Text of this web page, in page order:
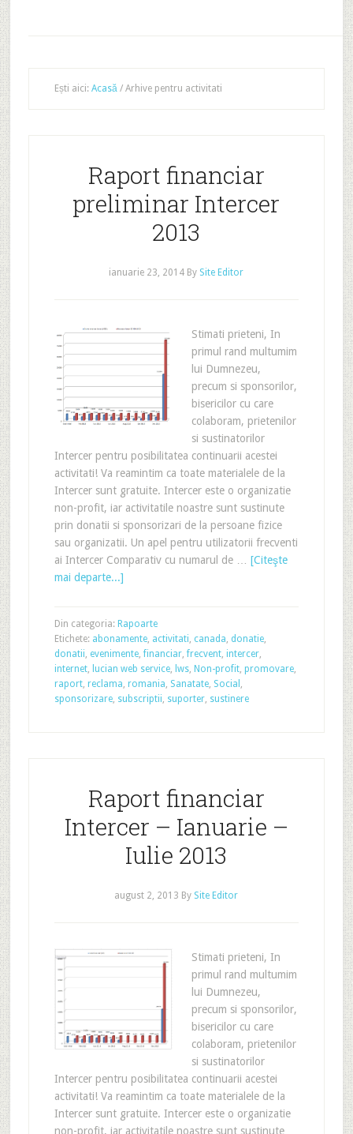
Ești aici: Acasă /Arhive pentru activitati
Raport financiar
preliminar Intercer
2013
ianuarie 23, 2014 By Site Editor
Stimati prieteni, In
primul rand multumim
lui Dumnezeu,
precum si sponsorilor,
bisericilor cu care
colaboram, prietenilor
si sustinatorilor
Intercer pentru posibilitatea continuarii acestei
activitati! Va reamintim ca toate materialele de la
Intercer sunt gratuite. Intercer este o organizatie
non-profit, iar activitatile noastre sunt sustinute
prin donatii si sponsorizari de la persoane fizice
sau organizatii. Un apel pentru utilizatorii frecventi
ai Intercer Comparativ cu numarul de … [Citeşte
mai departe...]
Din categoria: Rapoarte
Etichete: abonamente, activitati, canada, donatie,
donatii, evenimente,financiar,frecvent, intercer,
internet, lucian web service, lws, Non-profit, promovare,
raport, reclama, romania, Sanatate, Social ,
sponsorizare, subscriptii, suporter, sustinere
Raport financiar
Intercer – Ianuarie –
Iulie 2013
august 2, 2013 By Site Editor
Stimati prieteni, In
primul rand multumim
lui Dumnezeu,
precum si sponsorilor,
bisericilor cu care
colaboram, prietenilor
si sustinatorilor
Intercer pentru posibilitatea continuarii acestei
activitati! Va reamintim ca toate materialele de la
Intercer sunt gratuite. Intercer este o organizatie
non-profit, iar activitatile noastre sunt sustinute